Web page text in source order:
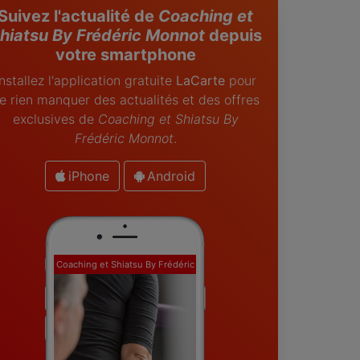
l'actualité de Coaching et
By Frédéric Monnotdepuis
votre smartphone
l'application gratuite LaCartepour
rien manquer des actualités et des offres
exclusives de Coaching et Shiatsu By
Frédéric Monnot.
iPhone Android
Coaching et Shiatsu By Frédéric